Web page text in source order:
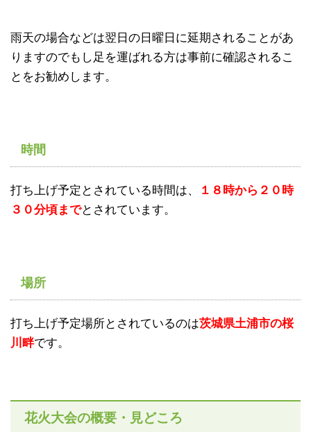
雨天の場合などは翌日の日曜日に延期されることがあ
りますのでもし足を運ばれる方は事前に確認されるこ
とをお勧めします。
時間
打ち上げ予定とされている時間は、
１８時から２０時
３０分頃までとされています。
場所
打ち上げ予定場所とされているのは茨城県土浦市の桜
川畔です。
花火大会の概要・見どころ